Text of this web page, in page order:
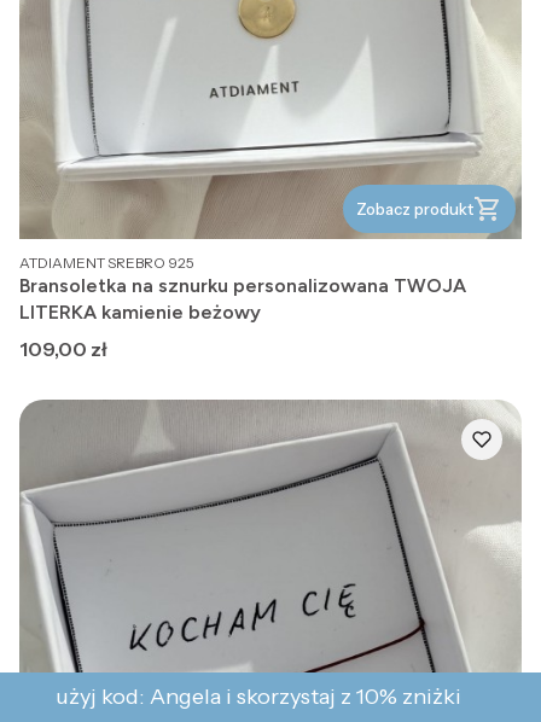
Zobacz produkt
PRODUCENT
ATDIAMENT SREBRO 925
Bransoletka na sznurku personalizowana TWOJA
LITERKA kamienie beżowy
Cena
109,00 zł
użyj kod: Angela i skorzystaj z 10% zniżki